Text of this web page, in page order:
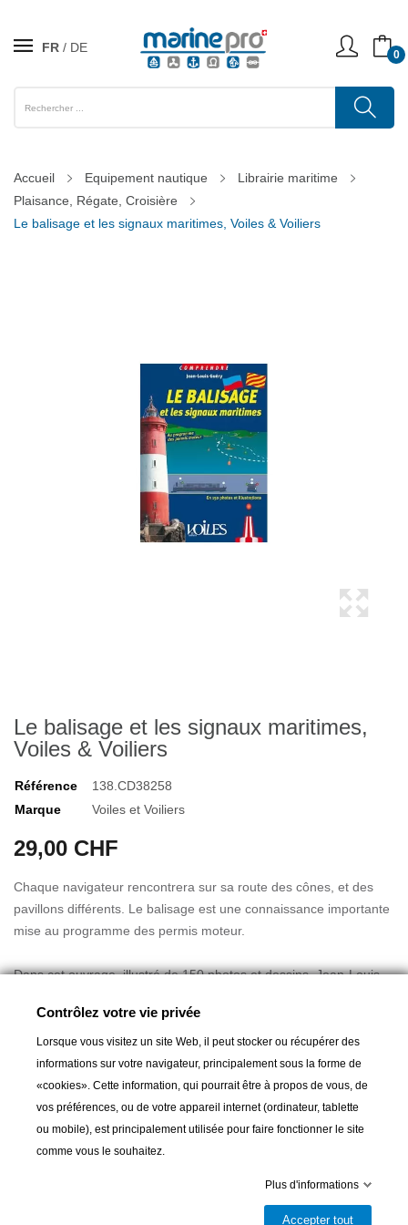
FR DE 0
Accueil Equipement nautique
Librairie maritime
Plaisance, Régate, Croisière
Le balisage et les signaux maritimes, Voiles & Voiliers
Le balisage et les signaux maritimes,
Voiles & Voiliers
Référence
138.CD38258
Marque
Voiles et Voiliers
29,00 CHF
Chaque navigateur rencontrera sur sa route des cônes, et des
pavillons différents. Le balisage est une connaissance importante
mise au programme des permis moteur.
Dans cet ouvrage, illustré de 150 photos et dessins, Jean-Louis
signaux des navires, les phares et les feux. De jour comme de
nuit, qu'ils soient sonores, visuels ou lumineux , vous trouverez
dans cet ouvrage les informations nécessaire pour identifier les
différents signaux que vous rencontrerez.
INTRODUCTION Ajouter au panier
Contrôlez votre vie privée
Lorsque vous visitez un site Web, il peut stocker ou récupérer des
informations sur votre navigateur, principalement sous la forme de
«cookies». Cette information, qui pourrait être à propos de vous, de
vos préférences, ou de votre appareil internet (ordinateur, tablette
ou mobile), est principalement utilisée pour faire fonctionner le site
comme vous le souhaitez.
Plus d'informations
Accepter tout